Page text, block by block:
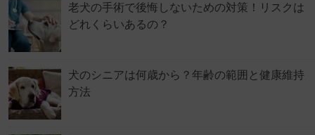
老犬の手術で後悔しないための対策！リスクは
どれくらいあるの？
犬のシニアは何歳から？年齢の範囲と健康維持
方法